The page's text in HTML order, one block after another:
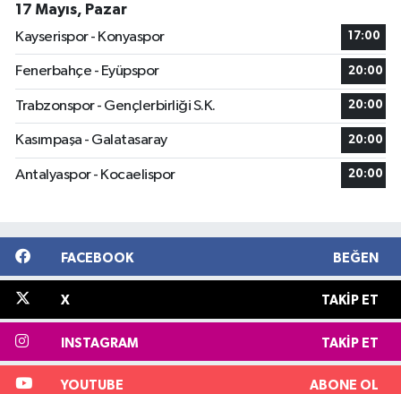
17 Mayıs, Pazar
Kayserispor - Konyaspor
17:00
Fenerbahçe - Eyüpspor 20:00
Trabzonspor - Gençlerbirliği S.K. 20:00
Kasımpaşa - Galatasaray 20:00
Antalyaspor - Kocaelispor 20:00
FACEBOOK BEĞEN
X TAKIP ET
INSTAGRAM TAKIP ET
YOUTUBE ABONE OL